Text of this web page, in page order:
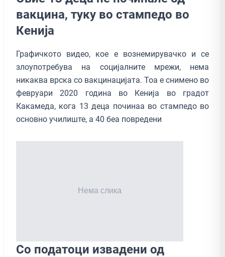
вакцина, туку во стампедо во
Кенија
Графичкото видео, кое е вознемирувачко и се
злоупотребува на социјалните мрежи, нема
никаква врска со вакцинацијата. Тоа е снимено во
февруари 2020 година во Кенија во градот
Какамеда, кога 13 деца починаа во стампедо во
основно училиште, а 40 беа повредени
Со податоци извадени од